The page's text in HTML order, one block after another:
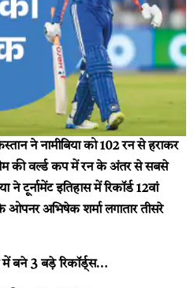
ने नामीबिया को 102 रन से हराकर
की वर्ल्ड कप में रन के अंतर से सबसे
ने टूर्नामेंट इतिहास में रिकॉर्ड 12वां
ओपनर अभिषेक शर्मा लगातार तीसरे
में बने 3 बड़े रिकॉर्ड्स…